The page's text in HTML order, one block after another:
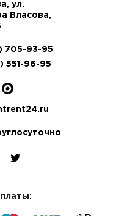
ул.
Власова,
705-93-95
551-96-95